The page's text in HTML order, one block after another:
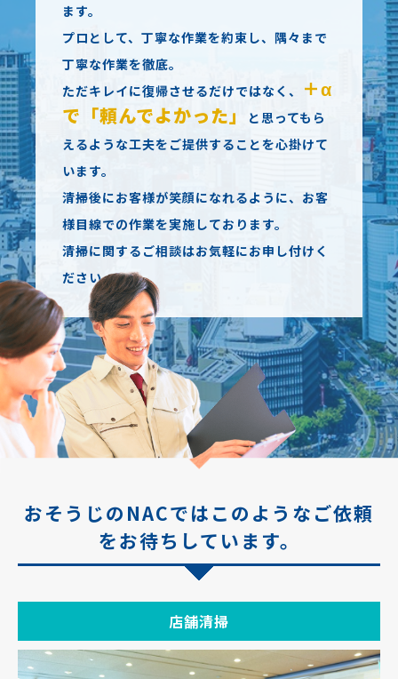
ます。
プロとして、丁寧な作業を約束し、隅々まで
丁寧な作業を徹底。
ただキレイに復帰させるだけではなく、
＋α
で「頼んでよかった」
と思ってもら
えるような工夫をご提供することを心掛けて
います。
清掃後にお客様が笑顔になれるように、お客
様目線での作業を実施しております。
清掃に関するご相談はお気軽にお申し付けく
ださい。
おそうじのNACではこのようなご依頼
をお待ちしています。
店舗清掃